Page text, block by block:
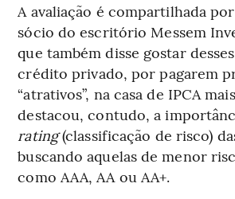
A avaliação é compartilhada
sócio do escritório Messem
que também disse gostar
crédito privado, por pagarem
“atrativos”, na casa de IPCA
destacou, contudo, a
rating(classificação de risco)
buscando aquelas de menor
como AAA, AA ou AA+.